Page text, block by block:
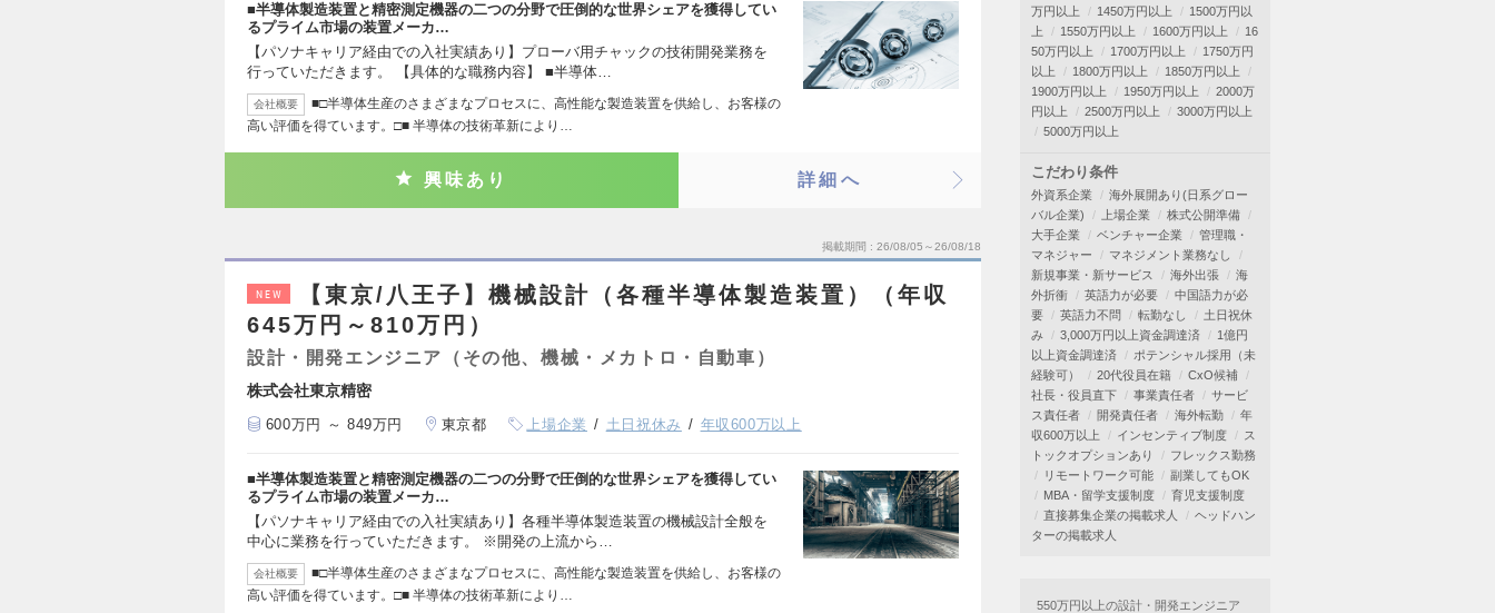
■半導体製造装置と精密測定機器の二つの分野で圧倒的な世界シェアを獲得してい
るプライム市場の装置メーカ…
【パソナキャリア経由での入社実績あり】プローバ用チャックの技術開発業務を
行っていただきます。 【具体的な職務内容】 ■半導体…
会社概要
■□半導体生産のさまざまなプロセスに、高性能な製造装置を供給し、お客様の
高い評価を得ています。□■ 半導体の技術革新により…
興味あり 詳細へ
掲載期間 26/08/05～26/08/18
NEW
【東京/八王子】機械設計（各種半導体製造装置）（年収
645万円～810万円）
設計・開発エンジニア（その他、機械・メカトロ・自動車）
株式会社東京精密
600万円 ～ 849万円 東京都 上場企業 土日祝休み 年収600万以上
■半導体製造装置と精密測定機器の二つの分野で圧倒的な世界シェアを獲得してい
るプライム市場の装置メーカ…
【パソナキャリア経由での入社実績あり】各種半導体製造装置の機械設計全般を
中心に業務を行っていただきます。 ※開発の上流から…
会社概要
■□半導体生産のさまざまなプロセスに、高性能な製造装置を供給し、お客様の
高い評価を得ています。□■ 半導体の技術革新により…
万円以上
1450万円以上
1500万円以
上
1550万円以上 1600万円以上
16
50万円以上
1700万円以上
1750万円
以上
1800万円以上
1850万円以上
1900万円以上
1950万円以上
2000万
円以上
2500万円以上
3000万円以上
5000万円以上
こだわり条件
外資系企業
海外展開あり(日系グロー
バル企業)
上場企業
株式公開準備
大手企業
ベンチャー企業
管理職・
マネジャー
マネジメント業務なし
新規事業・新サービス
海外出張
海
外折衝
英語力が必要
中国語力が必
要
英語力不問 転勤なし
土日祝休
み
3,000万円以上資金調達済
1億円
以上資金調達済
ポテンシャル採用（未
経験可）
20代役員在籍
CxO候補
社長・役員直下
事業責任者
サービ
ス責任者
開発責任者 海外転勤
年
収600万以上
インセンティブ制度
ス
トックオプションあり
フレックス勤務
リモートワーク可能
副業してもOK
MBA・留学支援制度
育児支援制度
直接募集企業の掲載求人
ヘッドハン
ターの掲載求人
550万円以上の設計・開発エンジニア